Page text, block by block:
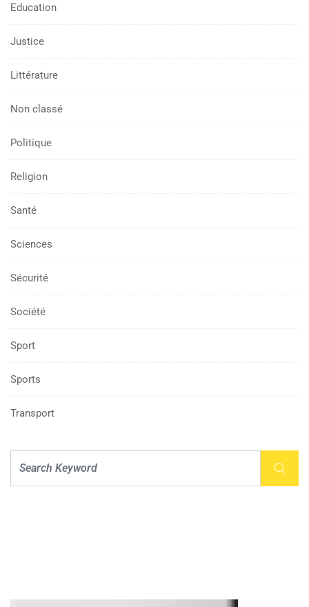
Education
Justice
Littérature
Non classé
Politique
Religion
Santé
Sciences
Sécurité
Société
Sport
Sports
Transport